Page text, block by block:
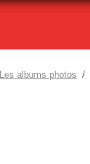
Les albums photos